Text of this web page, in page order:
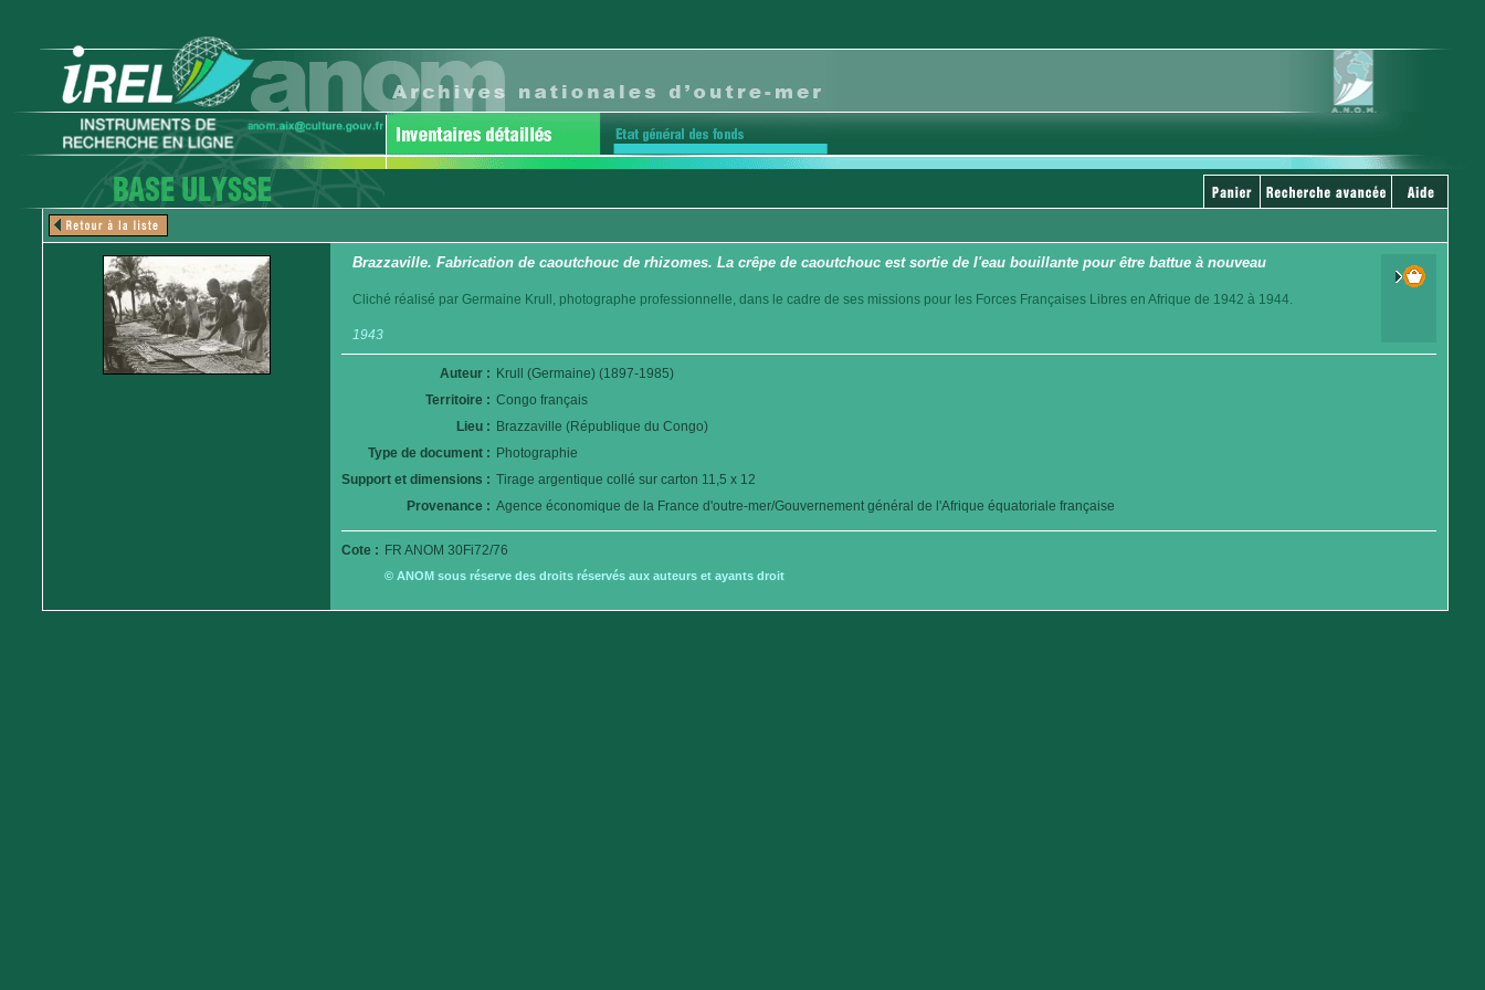
Brazzaville. Fabrication de caoutchouc de rhizomes. La crêpe de caoutchouc est sortie de l'eau bouillante pour être battue à nouveau
Cliché réalisé par Germaine Krull, photographe professionnelle, dans le cadre de ses missions pour les Forces Françaises Libres en Afrique de 1942 à 1944.
1943
Auteur : Krull (Germaine) (1897-1985)
Territoire : Congo français
Lieu : Brazzaville (République du Congo)
Type de document : Photographie
Support et dimensions : Tirage argentique collé sur carton 11,5 x 12
Provenance : Agence économique de la France d'outre-mer/Gouvernement général de l'Afrique équatoriale française
Cote : FR ANOM 30Fi72/76
© ANOM sous réserve des droits réservés aux auteurs et ayants droit